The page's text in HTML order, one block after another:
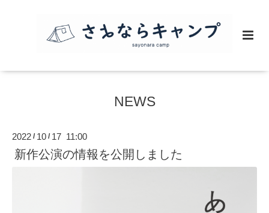
NEWS
2022 / 10 / 17 11:00
新作公演の情報を公開しました